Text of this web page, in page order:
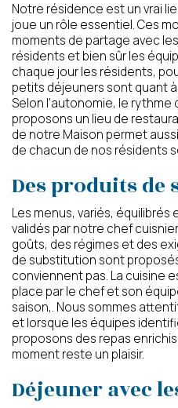
Notre résidence est un vrai
joue un rôle essentiel. Ces
moments de partage avec
résidents et bien sûr les
chaque jour les résidents,
petits déjeuners sont quant
Selon l’autonomie, le rythme
proposons un lieu de
de notre Maison permet
de chacun de nos résidents
Des produits de
Les menus, variés,
validés par notre chef
goûts, des régimes et des
de substitution sont
conviennent pas. La cuisine
place par le chef et son
saison,. Nous sommes
et lorsque les équipes
proposons des repas
moment reste un plaisir.
Déjeuner avec